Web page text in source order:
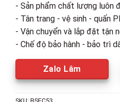
- Sản phẩm chất lượng luôn
- Tân trang - vệ sinh - quấn
- Vận chuyển và lắp đặt tận
- Chế độ bảo hành - bảo trì
Zalo Lâm